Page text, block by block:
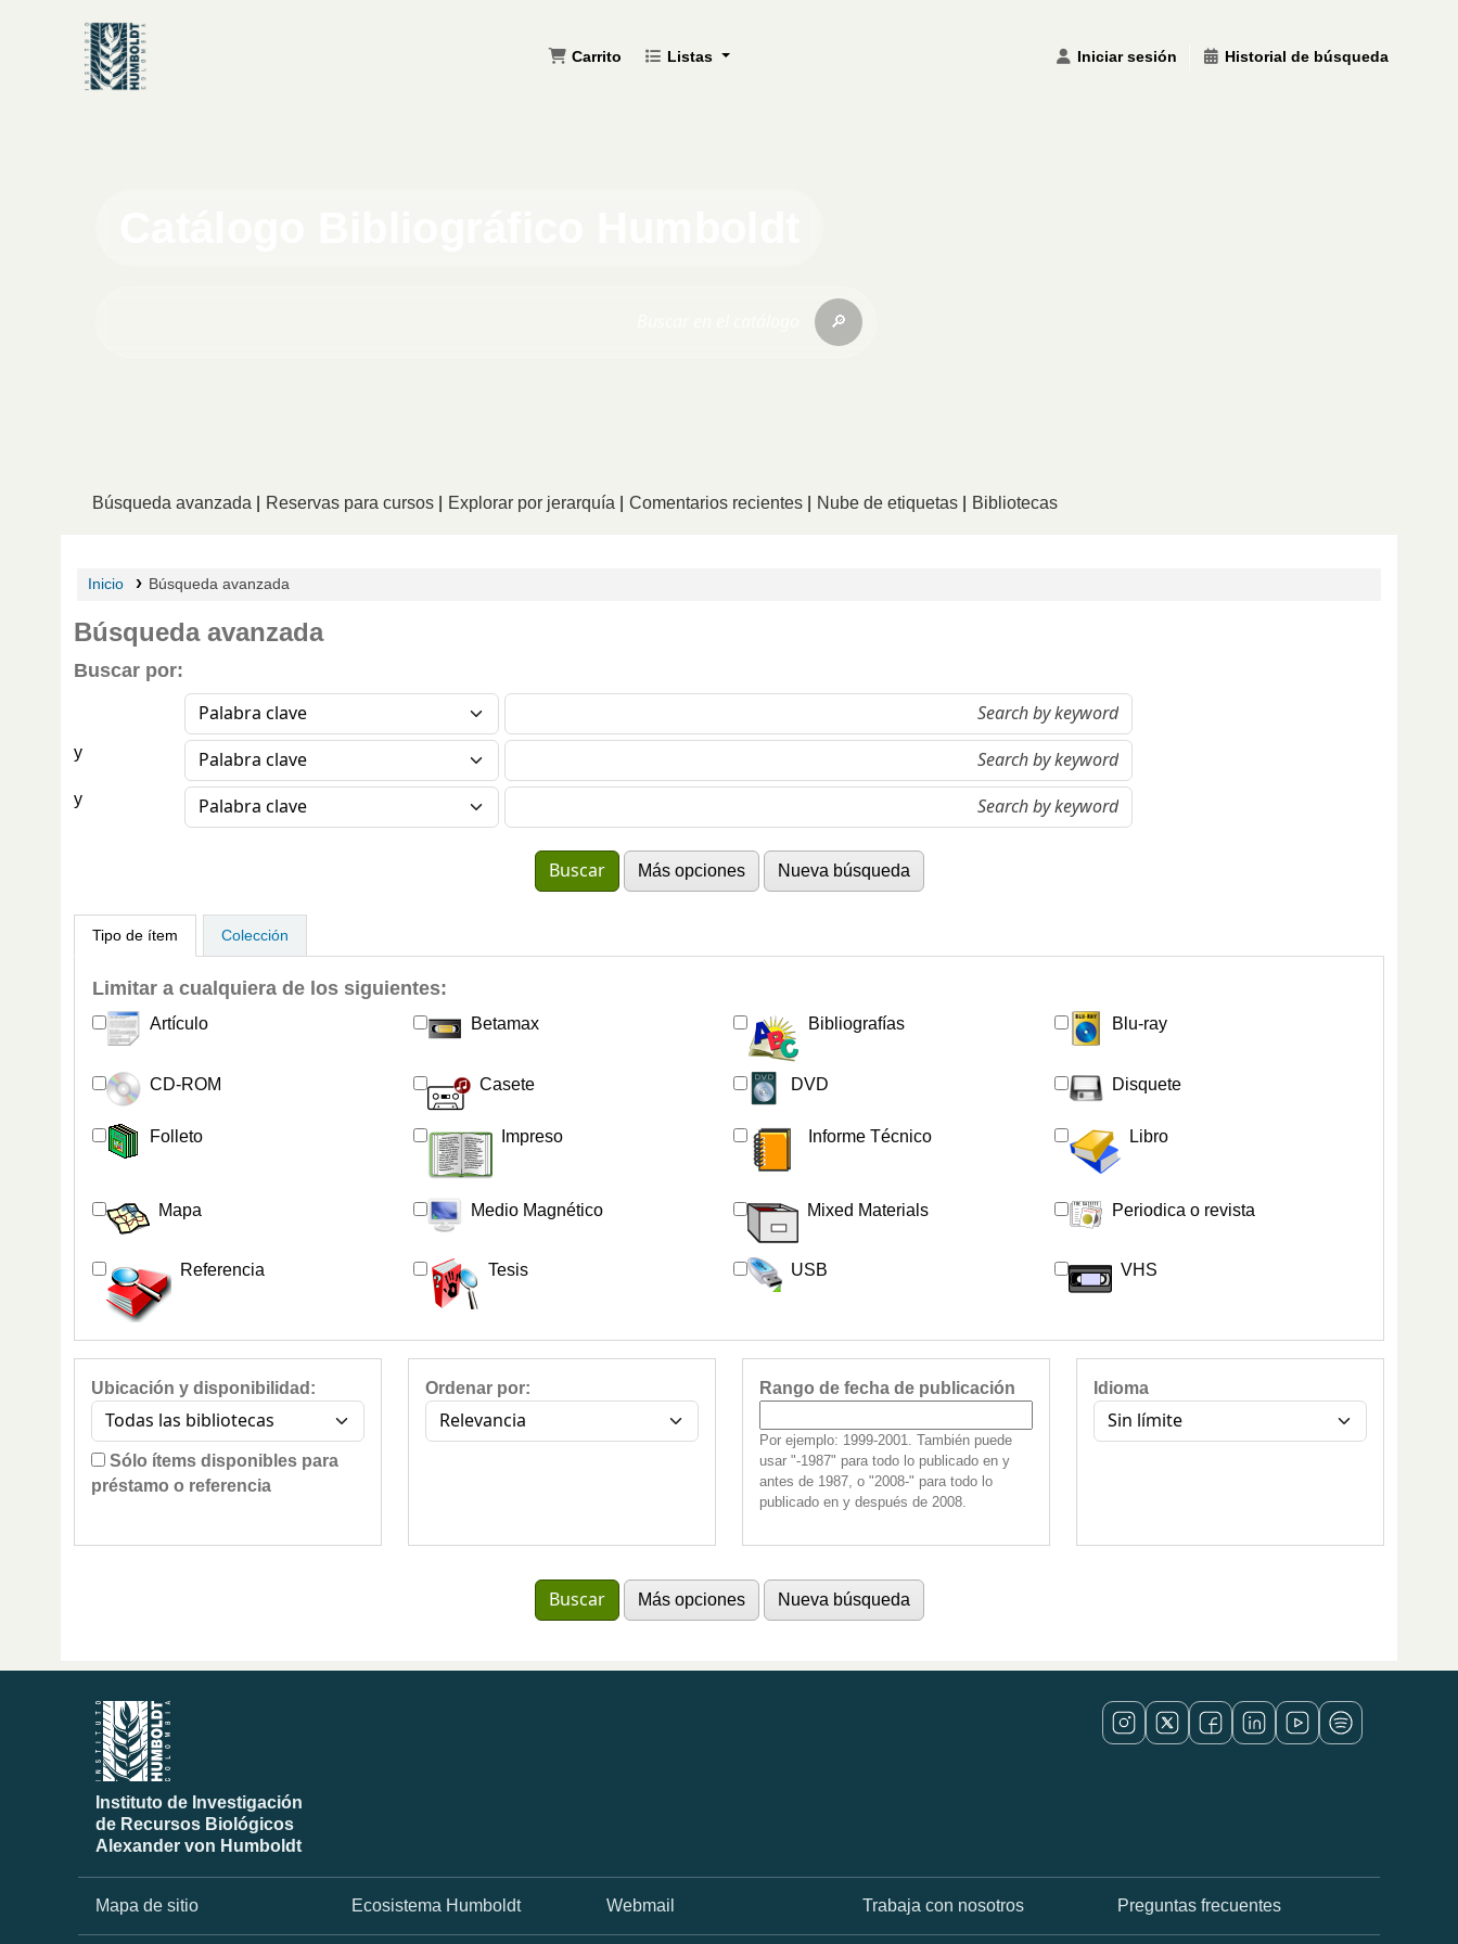
Carrito Listas Iniciar sesión Historial de búsqueda
🔎
Búsqueda avanzada Reservas para cursos Explorar por jerarquía Comentarios recientes Nube de etiquetas Bibliotecas
Inicio Búsqueda avanzada
Búsqueda avanzada
Buscar por:
y
y
Más opciones Nueva búsqueda
Tipo de ítem Colección
Limitar a cualquiera de los siguientes:
Artículo Betamax Bibliografías Blu-ray
CD-ROM Casete DVD Disquete
Folleto Impreso Informe Técnico Libro
Mapa Medio Magnético Mixed Materials Periodica o revista
Referencia Tesis USB VHS
Ubicación y disponibilidad:
Sólo ítems disponibles para
préstamo o referencia
Ordenar por: Rango de fecha de publicación
Por ejemplo: 1999-2001. También puede
usar "-1987" para todo lo publicado en y
antes de 1987, o "2008-" para todo lo
publicado en y después de 2008.
Idioma
Más opciones Nueva búsqueda
Instituto de Investigación
de Recursos Biológicos
Alexander von Humboldt
Mapa de sitio Ecosistema Humboldt Webmail Trabaja con nosotros Preguntas frecuentes